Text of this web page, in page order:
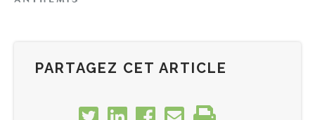
PARTAGEZ CET ARTICLE